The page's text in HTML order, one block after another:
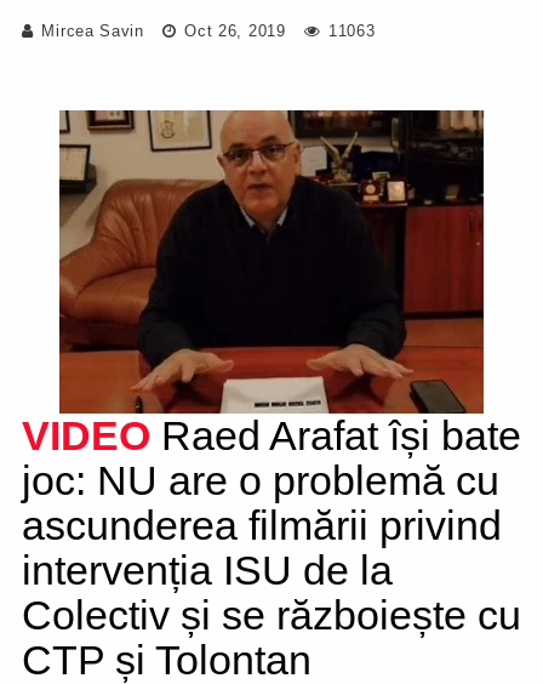
Mircea Savin Oct 26, 2019 11063
VIDEO Raed Arafat își bate
joc: NU are o problemă cu
ascunderea filmării privind
intervenția ISU de la
Colectiv și se războiește cu
CTP și Tolontan